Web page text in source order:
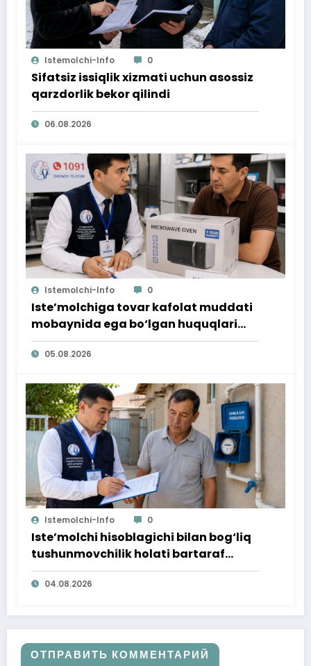
Istemolchi-Info 0
Sifatsiz issiqlik xizmati uchun asossiz
qarzdorlik bekor qilindi
06.08.2026
Istemolchi-Info 0
Iste’molchiga tovar kafolat muddati
mobaynida ega bo‘lgan huquqlari
ta’minlab berildi
05.08.2026
Istemolchi-Info 0
Iste’molchi hisoblagichi bilan bog‘liq
tushunmovchilik holati bartaraf
qilindi
04.08.2026
ОТПРАВИТЬ КОММЕНТАРИЙ